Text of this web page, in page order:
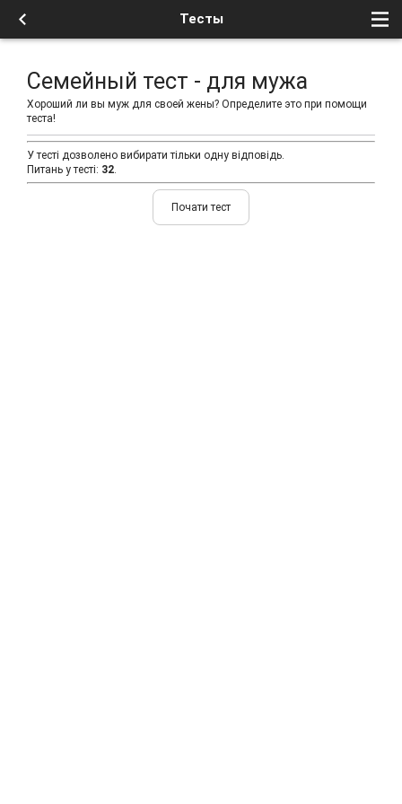
Тесты
Семейный тест - для мужа
Хороший ли вы муж для своей жены? Определите это при помощи
теста!
У тесті дозволено вибирати тільки одну відповідь.
Питань у тесті: 32.